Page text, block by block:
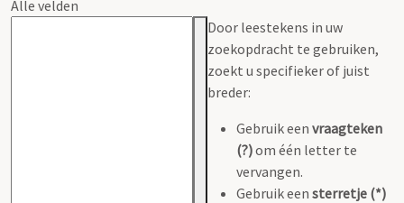
Alle velden
Door leestekens in uw
zoekopdracht te gebruiken,
zoekt u specifieker of juist
breder:
Gebruik een vraagteken
(?)om één letter te
vervangen.
Gebruik een sterretje (*)